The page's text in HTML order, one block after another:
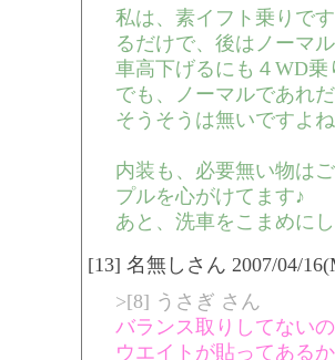
私は、素イフト乗りで
るだけで、後はノーマ
車高下げるにも４WD
でも、ノーマルであれ
そうそうは無いですよ
内装も、必要無い物は
プルを心がけてます♪
あと、洗車をこまめに
[13] 名無しさん 2007/04/
>[8] うさぎ さん
バランス取りしてない
ウエイトが貼ってある